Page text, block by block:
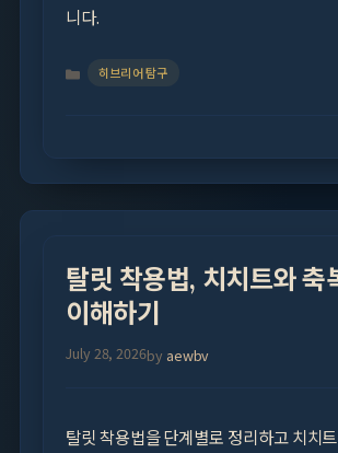
니다.
Categories히브리어 탐구
탈릿 착용법, 치치트와 축
이해하기
July 28, 2026by aewbv
탈릿 착용법을 단계별로 정리하고 치치